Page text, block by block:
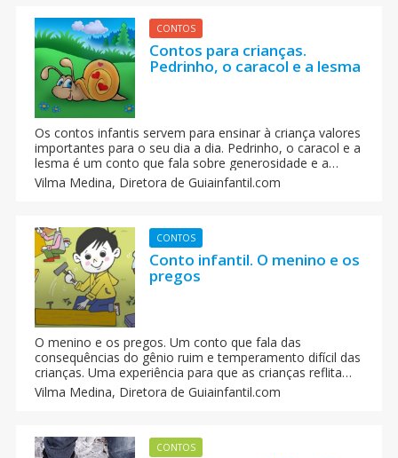
CONTOS
Contos para crianças.
Pedrinho, o caracol e a lesma
Os contos infantis servem para ensinar à criança valores
importantes para o seu dia a dia. Pedrinho, o caracol e a
lesma é um conto que fala sobre generosidade e a
importância de compartilhar.
Vilma Medina, Diretora de Guiainfantil.com
CONTOS
Conto infantil. O menino e os
pregos
O menino e os pregos. Um conto que fala das
consequências do gênio ruim e temperamento difícil das
crianças. Uma experiência para que as crianças reflitam
sobre suas más ações. Os contos, fábulas e poemas
nos ajudam a ensinar valores às crianças.
Vilma Medina, Diretora de Guiainfantil.com
CONTOS